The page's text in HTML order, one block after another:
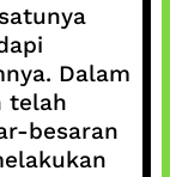
Dalam
telah
besaran